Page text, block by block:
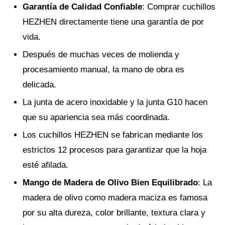
Garantía de Calidad Confiable: Comprar cuchillos
HEZHEN directamente tiene una garantía de por
vida.
Después de muchas veces de molienda y
procesamiento manual, la mano de obra es
delicada.
La junta de acero inoxidable y la junta G10 hacen
que su apariencia sea más coordinada.
Los cuchillos HEZHEN se fabrican mediante los
estrictos 12 procesos para garantizar que la hoja
esté afilada.
Mango de Madera de Olivo Bien Equilibrado: La
madera de olivo como madera maciza es famosa
por su alta dureza, color brillante, textura clara y